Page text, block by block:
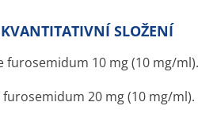
SLOŽENÍ
furosemidum 10 mg (10 mg/ml).
20 mg (10 mg/ml).